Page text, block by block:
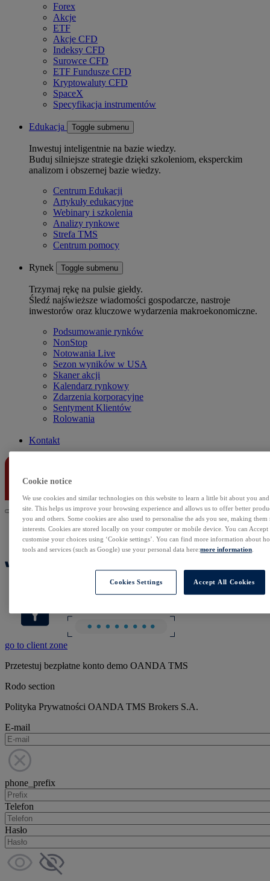
Forex
Akcje
ETF
Akcje CFD
Indeksy CFD
Surowce CFD
ETF Fundusze CFD
Kryptowaluty CFD
SpaceX
Specyfikacja instrumentów
Edukacja Toggle submenu
Inwestuj inteligentnie na bazie wiedzy.
Buduj silniejsze strategie dzięki szkoleniom, eksperckim
analizom i obszernej bazie wiedzy.
Centrum Edukacji
Artykuły edukacyjne
Webinary i szkolenia
Analizy rynkowe
Strefa TMS
Centrum pomocy
Rynek Toggle submenu
Trzymaj rękę na pulsie giełdy.
Śledź najświeższe wiadomości gospodarcze, nastroje
inwestorów oraz kluczowe wydarzenia makroekonomiczne.
Podsumowanie rynków
NonStop
Notowania Live
Sezon wyników w USA
Skaner akcji
Kalendarz rynkowy
Zdarzenia korporacyjne
Sentyment Klientów
Rolowania
Kontakt
go to client zone
Przetestuj bezpłatne konto demo OANDA TMS
Rodo section
Polityka Prywatności OANDA TMS Brokers S.A.
E-mail
phone_prefix
Telefon
Hasło
Cookie notice
We use cookies and similar technologies on this website to learn a little bit about you
site. This helps us improve your browsing experience and allows us to offer better
you and others. Some cookies are also used to personalise the ads you see, making
interests. Cookies are stored locally on your computer or mobile device. You can
customise your choices using ‘Cookie settings’. You can find more information about
tools and services (such as Google) use your personal data here:more information
Cookies Settings Accept All Cookies